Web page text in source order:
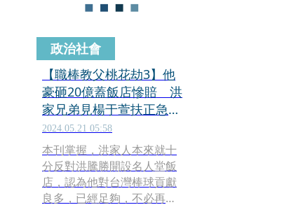
半個月5分利的高額利率，向
金；名人堂飯店目前因經營
不善，由新團隊接手營運，
洪家人則將矛頭指向洪騰勝
去年初再婚的楊姓女子，質
疑就是這段忘年戀，害洪落
得如今下場，洪家人與楊女
甚至上演「爭奪」洪騰勝大
戰。
政治社會
【職棒教父桃花劫3】他
豪砸20億蓋飯店慘賠 洪
家兄弟見楊于萱扶正急設
防火牆
2024.05.21 05:58
本刊掌握，洪家人本來就十
分反對洪騰勝開設名人堂飯
店，認為他對台灣棒球貢獻
良多，已經足夠，不必再開